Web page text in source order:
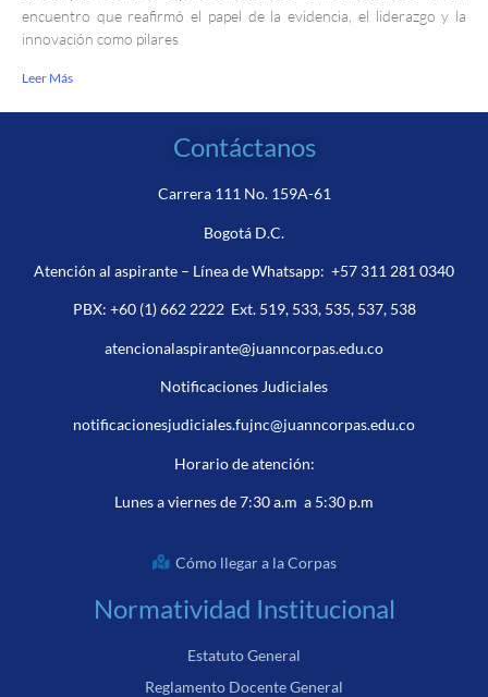
encuentro que reafirmó el papel de la evidencia, el liderazgo y la
innovación como pilares
Leer Más
Contáctanos
Carrera 111 No. 159A-61
Bogotá D.C.
Atención al aspirante – Línea de Whatsapp: +57 311 281 0340
PBX: +60 (1) 662 2222Ext. 519, 533, 535, 537, 538
atencionalaspirante@juanncorpas.edu.co
Notificaciones Judiciales
notificacionesjudiciales.fujnc@juanncorpas.edu.co
Horario de atención:
Lunes a viernes de 7:30 a.m a 5:30 p.m
Cómo llegar a la Corpas
Normatividad Institucional
Estatuto General
Reglamento Docente General